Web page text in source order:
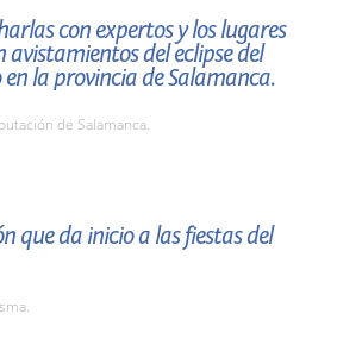
con expertos y los lugares
del eclipse del
la provincia de Salamanca.
de Salamanca.
que da inicio a las fiestas del